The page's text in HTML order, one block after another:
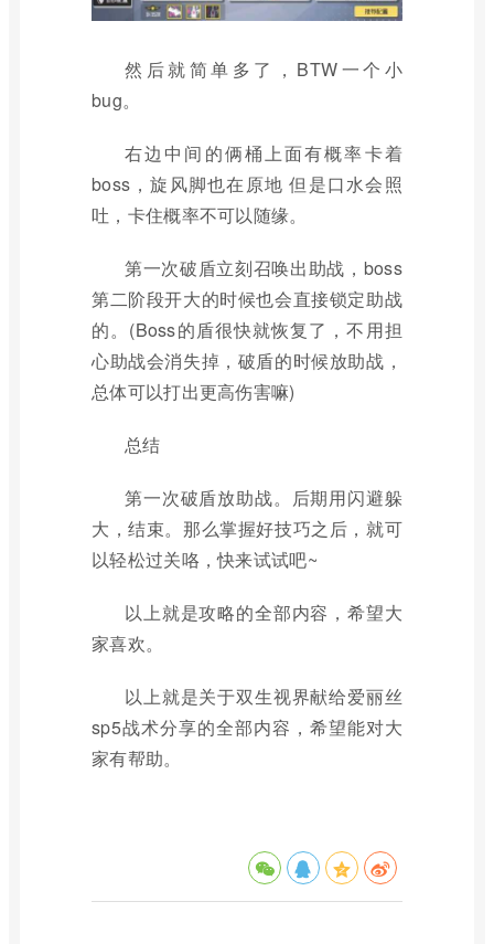
然后就简单多了，BTW一个小
bug。
右边中间的俩桶上面有概率卡着
boss，旋风脚也在原地 但是口水会照
吐，卡住概率不可以随缘。
第一次破盾立刻召唤出助战，boss
第二阶段开大的时候也会直接锁定助战
的。(Boss的盾很快就恢复了，不用担
心助战会消失掉，破盾的时候放助战，
总体可以打出更高伤害嘛)
总结
第一次破盾放助战。后期用闪避躲
大，结束。那么掌握好技巧之后，就可
以轻松过关咯，快来试试吧~
以上就是攻略的全部内容，希望大
家喜欢。
以上就是关于双生视界献给爱丽丝
sp5战术分享的全部内容，希望能对大
家有帮助。